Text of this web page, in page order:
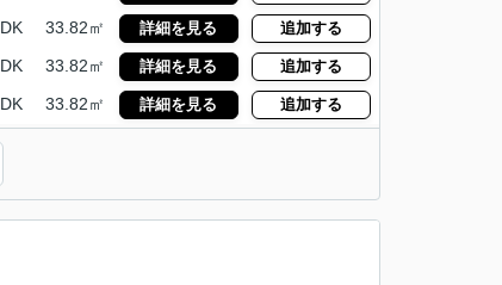
33.82㎡ 詳細を見る 追加する
33.82㎡ 詳細を見る 追加する
33.82㎡ 詳細を見る 追加する